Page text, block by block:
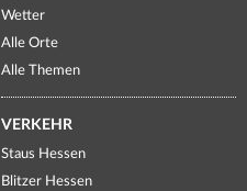
Wetter
Alle Orte
Alle Themen
VERKEHR
Staus Hessen
Blitzer Hessen